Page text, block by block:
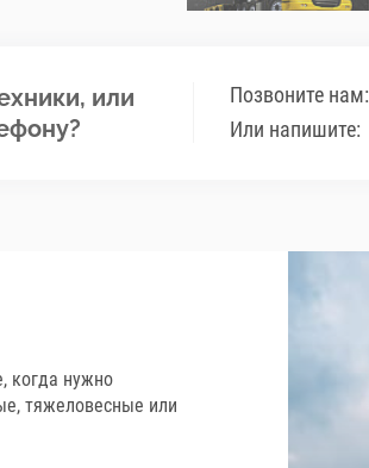
или
Позвоните нам:
Или напишите:
когда нужно
тяжеловесные или